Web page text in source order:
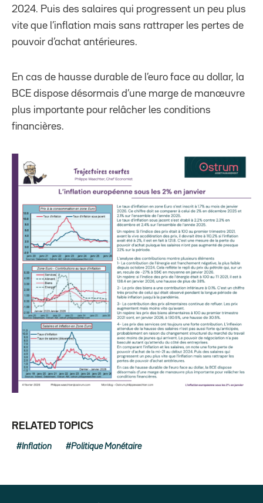
2024. Puis des salaires qui progressent un peu plus
vite que l’inflation mais sans rattraper les pertes de
pouvoir d’achat antérieures.
En cas de hausse durable de l’euro face au dollar, la
BCE dispose désormais d’une marge de manœuvre
plus importante pour relâcher les conditions
financières.
RELATED TOPICS
Inflation Politique Monétaire